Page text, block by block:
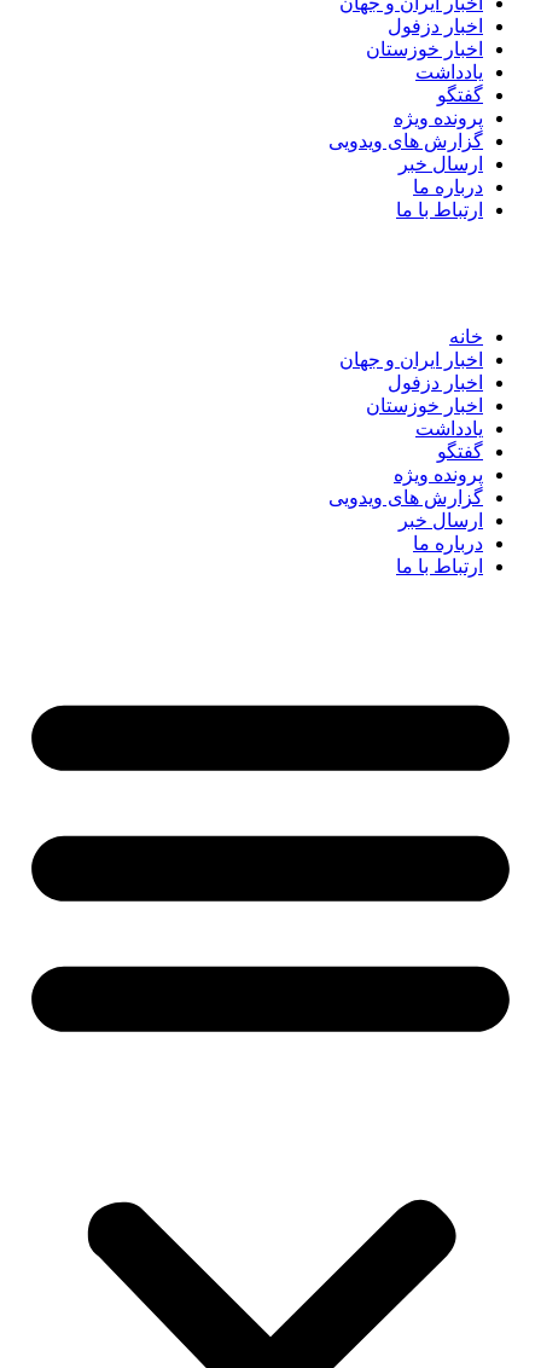
اخبار دزفول
اخبار خوزستان
یادداشت
گفتگو
پرونده ویژه
گزارش های ویدویی
ارسال خبر
درباره ما
ارتباط با ما
خانه
اخبار ایران و جهان
اخبار دزفول
اخبار خوزستان
یادداشت
گفتگو
پرونده ویژه
گزارش های ویدویی
ارسال خبر
درباره ما
ارتباط با ما